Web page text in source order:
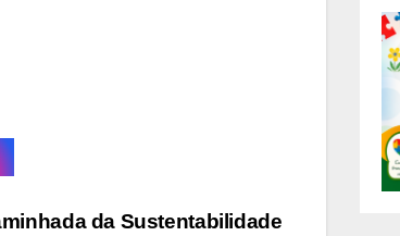
da Sustentabilidade